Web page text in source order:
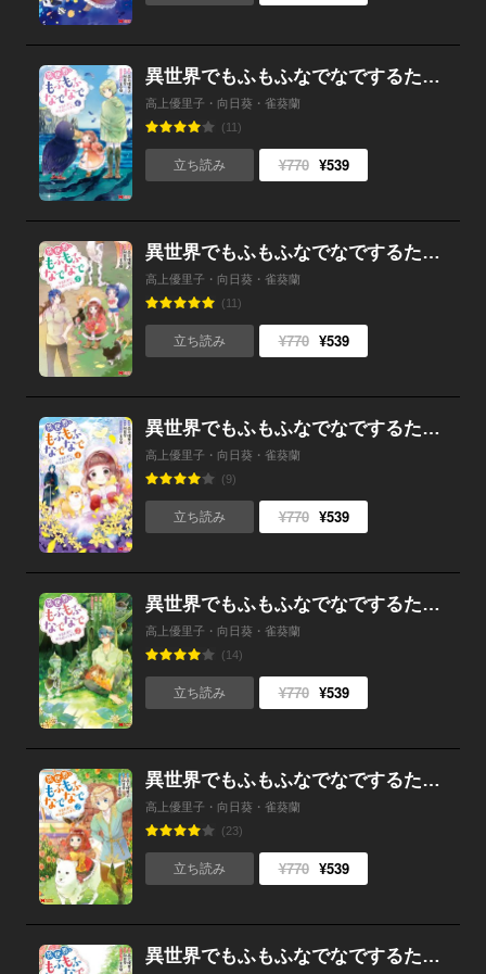
異世界でもふもふなでなでするためにがんばってます。（コミック） ： 6
高上優里子・向日葵・雀葵蘭
(11)
立ち読み ¥770 ¥539
異世界でもふもふなでなでするためにがんばってます。（コミック） ： 5
高上優里子・向日葵・雀葵蘭
(11)
立ち読み ¥770 ¥539
異世界でもふもふなでなでするためにがんばってます。（コミック） ： 4
高上優里子・向日葵・雀葵蘭
(9)
立ち読み ¥770 ¥539
異世界でもふもふなでなでするためにがんばってます。（コミック） ： 3
高上優里子・向日葵・雀葵蘭
(14)
立ち読み ¥770 ¥539
異世界でもふもふなでなでするためにがんばってます。（コミック） ： 2
高上優里子・向日葵・雀葵蘭
(23)
立ち読み ¥770 ¥539
異世界でもふもふなでなでするためにがんばってます。（コミック） ： 1